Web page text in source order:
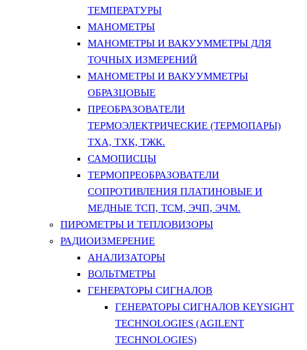
ТЕМПЕРАТУРЫ
МАНОМЕТРЫ
МАНОМЕТРЫ И ВАКУУММЕТРЫ ДЛЯ
ТОЧНЫХ ИЗМЕРЕНИЙ
МАНОМЕТРЫ И ВАКУУММЕТРЫ
ОБРАЗЦОВЫЕ
ПРЕОБРАЗОВАТЕЛИ
ТЕРМОЭЛЕКТРИЧЕСКИЕ (ТЕРМОПАРЫ)
ТХА, ТХК, ТЖК.
САМОПИСЦЫ
ТЕРМОПРЕОБРАЗОВАТЕЛИ
СОПРОТИВЛЕНИЯ ПЛАТИНОВЫЕ И
МЕДНЫЕ ТСП, ТСМ, ЭЧП, ЭЧМ.
ПИРОМЕТРЫ И ТЕПЛОВИЗОРЫ
РАДИОИЗМЕРЕНИЕ
АНАЛИЗАТОРЫ
ВОЛЬТМЕТРЫ
ГЕНЕРАТОРЫ СИГНАЛОВ
ГЕНЕРАТОРЫ СИГНАЛОВ KEYSIGHT
TECHNOLOGIES (AGILENT
TECHNOLOGIES)